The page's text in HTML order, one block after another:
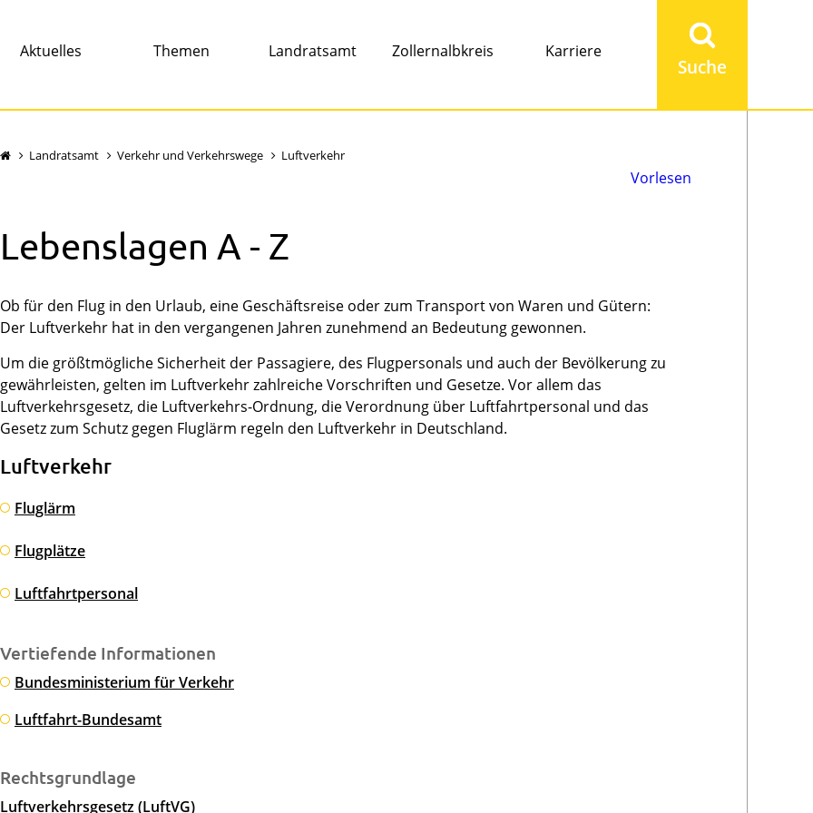
Aktuelles Themen Landratsamt Zollernalbkreis Karriere
eingeben
Landratsamt Verkehr und Verkehrswege Luftverkehr
Vorlesen
Lebenslagen A - Z
Luftverkehr
Fluglärm
Flugplätze
Luftfahrtpersonal
Ob für den Flug in den Urlaub, eine Geschäftsreise oder zum Transport von Waren und Gütern:
Der Luftverkehr hat in den vergangenen Jahren zunehmend an Bedeutung gewonnen.
Um die größtmögliche Sicherheit der Passagiere, des Flugpersonals und auch der Bevölkerung zu
gewährleisten, gelten im Luftverkehr zahlreiche Vorschriften und Gesetze. Vor allem das
Luftverkehrsgesetz, die Luftverkehrs-Ordnung, die Verordnung über Luftfahrtpersonal und das
Gesetz zum Schutz gegen Fluglärm regeln den Luftverkehr in Deutschland.
Vertiefende Informationen
Bundesministerium für Verkehr
Luftfahrt-Bundesamt
Rechtsgrundlage
Luftverkehrsgesetz (LuftVG)